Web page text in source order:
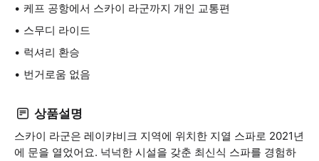
케프 공항에서 스카이 라군까지 개인 교통편
스무디 라이드
럭셔리 환승
번거로움 없음
상품설명
스카이 라군은 레이캬비크 지역에 위치한 지열 스파로 2021년
에 문을 열었어요. 넉넉한 시설을 갖춘 최신식 스파를 경험하